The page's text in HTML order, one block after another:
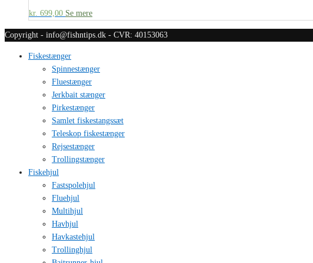
kr. 699,00 Se mere
Copyright - info@fishntips.dk - CVR: 40153063
Fiskestænger
Spinnestænger
Fluestænger
Jerkbait stænger
Pirkestænger
Samlet fiskestangssæt
Teleskop fiskestænger
Rejsestænger
Trollingstænger
Fiskehjul
Fastspolehjul
Fluehjul
Multihjul
Havhjul
Havkastehjul
Trollinghjul